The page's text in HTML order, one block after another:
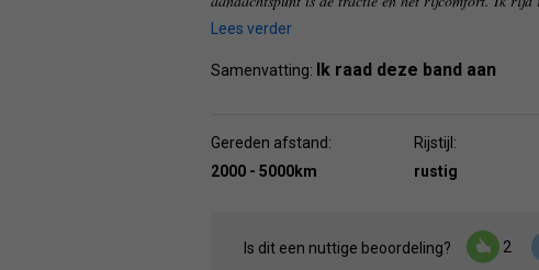
Lees verder
Samenvatting: Ik raad deze band aan
Gereden afstand:
2000 - 5000km
Rijstijl:
rustig
Is dit een nuttige beoordeling? 2